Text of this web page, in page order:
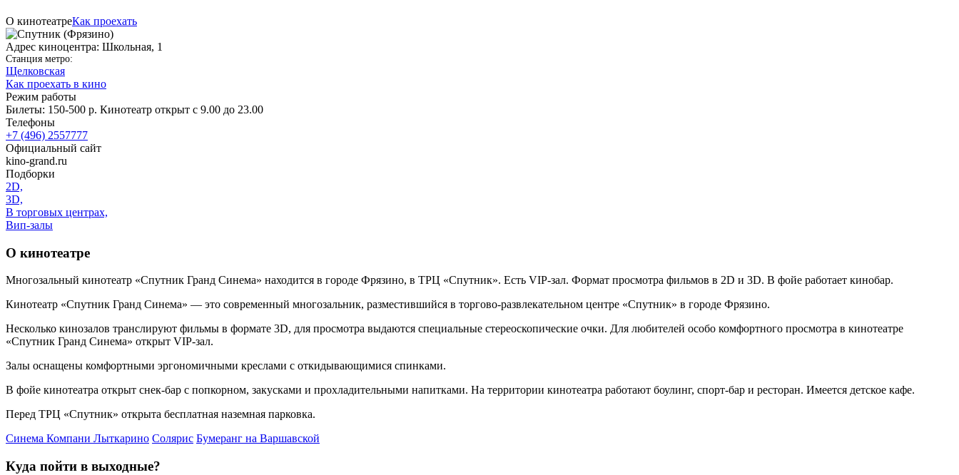
О кинотеатреКак проехать
Адрес киноцентра: Школьная, 1
Станция метро:
Щелковская
Как проехать в кино
Режим работы
Билеты: 150-500 р. Кинотеатр открыт с 9.00 до 23.00
Телефоны
+7 (496) 2557777
Официальный сайт
kino-grand.ru
Подборки
2D,
3D,
В торговых центрах,
Вип-залы
О кинотеатре
Многозальный кинотеатр «Спутник Гранд Синема» находится в городе Фрязино, в ТРЦ «Спутник». Есть VIP-зал. Формат просмотра фильмов в 2D и 3D. В фойе работает кинобар.
Кинотеатр «Спутник Гранд Синема» — это современный многозальник, разместившийся в торгово-развлекательном центре «Спутник» в городе Фрязино.
Несколько кинозалов транслируют фильмы в формате 3D, для просмотра выдаются специальные стереоскопические очки. Для любителей особо комфортного просмотра в кинотеатре
«Спутник Гранд Синема» открыт VIP-зал.
Залы оснащены комфортными эргономичными креслами с откидывающимися спинками.
В фойе кинотеатра открыт снек-бар с попкорном, закусками и прохладительными напитками. На территории кинотеатра работают боулинг, спорт-бар и ресторан. Имеется детское кафе.
Перед ТРЦ «Спутник» открыта бесплатная наземная парковка.
Синема Компани Лыткарино Солярис Бумеранг на Варшавской
Куда пойти в выходные?